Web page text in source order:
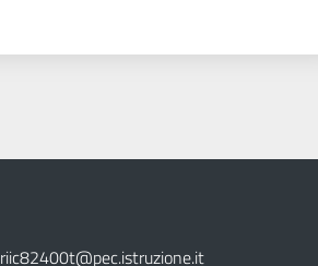
riic82400t@pec.istruzione.it